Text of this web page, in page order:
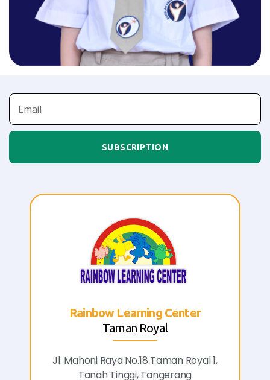
SUBSCRIPTION
Rainbow Learning Center
Taman Royal
Jl. Mahoni Raya No.18 Taman Royal 1,
Tanah Tinggi, Tangerang